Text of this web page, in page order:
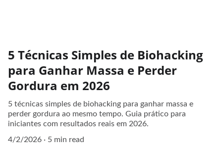
5 Técnicas Simples de Biohacking
para Ganhar Massa e Perder
Gordura em 2026
5 técnicas simples de biohacking para ganhar massa e
perder gordura ao mesmo tempo. Guia prático para
iniciantes com resultados reais em 2026.
4/2/2026
5 min read